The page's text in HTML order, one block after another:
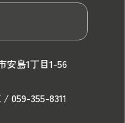
安島1丁目1-56
059-355-8311